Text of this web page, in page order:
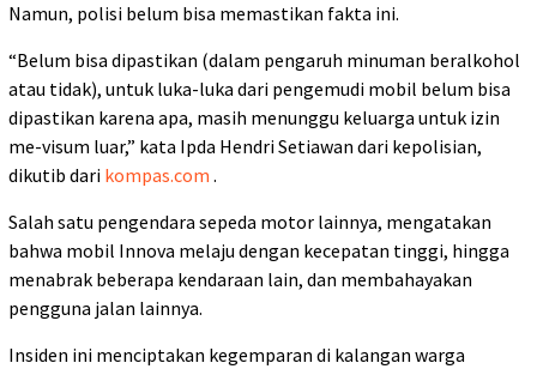
Namun, polisi belum bisa memastikan fakta ini.
“Belum bisa dipastikan (dalam pengaruh minuman beralkohol
atau tidak), untuk luka-luka dari pengemudi mobil belum bisa
dipastikan karena apa, masih menunggu keluarga untuk izin
me-visum luar,” kata Ipda Hendri Setiawan dari kepolisian,
dikutib dari kompas.com .
Salah satu pengendara sepeda motor lainnya, mengatakan
bahwa mobil Innova melaju dengan kecepatan tinggi, hingga
menabrak beberapa kendaraan lain, dan membahayakan
pengguna jalan lainnya.
Insiden ini menciptakan kegemparan di kalangan warga